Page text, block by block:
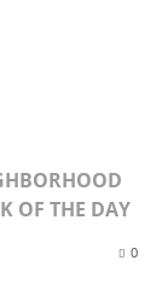
OF THE DAY
0